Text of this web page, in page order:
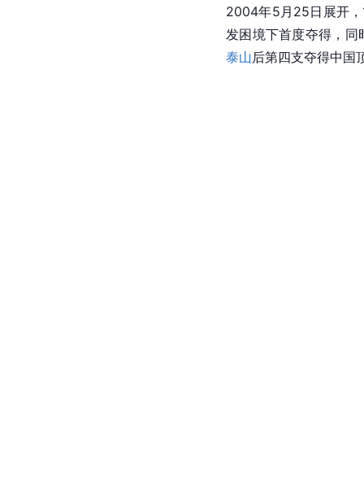
2004年5月25日展开
发困境下首度夺得，
泰山后第四支夺得中国